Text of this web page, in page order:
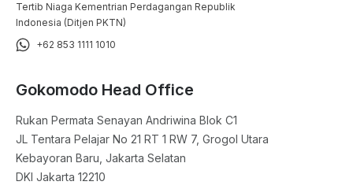
Tertib Niaga Kementrian Perdagangan Republik
Indonesia (Ditjen PKTN)
+62 853 1111 1010
Gokomodo Head Office
Rukan Permata Senayan Andriwina Blok C1
JL Tentara Pelajar No 21 RT 1 RW 7, Grogol Utara
Kebayoran Baru, Jakarta Selatan
DKI Jakarta 12210